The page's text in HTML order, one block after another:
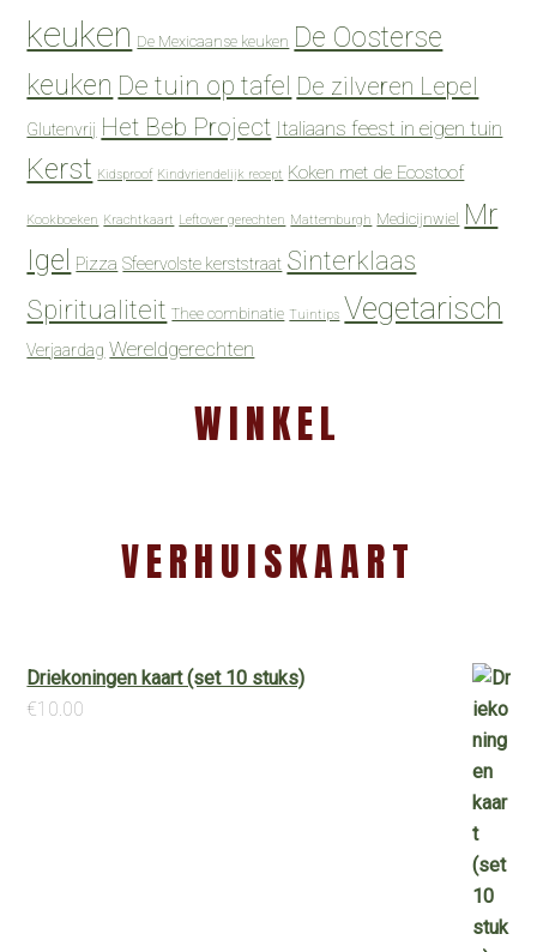
keuken De Mexicaanse keuken De Oosterse
keuken De tuin op tafel De zilveren Lepel
Glutenvrij Het Beb Project Italiaans feest in eigen tuin
Kerst Kidsproof Kindvriendelijk recept Koken met de Ecostoof
Kookboeken Krachtkaart Leftover gerechten Mattemburgh Medicijnwiel Mr
Igel
Pizza Sfeervolste kerststraat Sinterklaas
Spiritualiteit Thee combinatie Tuintips Vegetarisch
Verjaardag Wereldgerechten
WINKEL
VERHUISKAART
Driekoningen kaart (set 10 stuks)
€10.00